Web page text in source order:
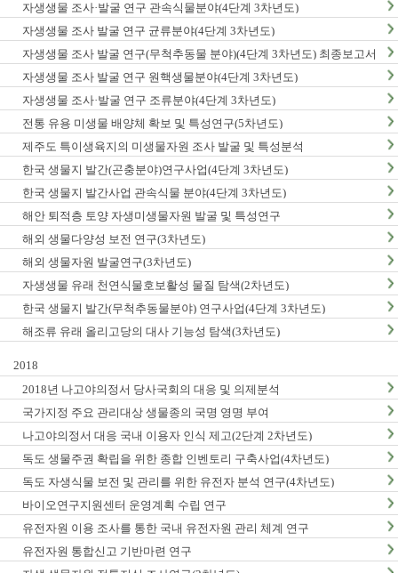
자생생물 조사·발굴 연구 관속식물분야(4단계 3차년도)
자생생물 조사 발굴 연구 균류분야(4단계 3차년도)
자생생물 조사 발굴 연구(무척추동물 분야)(4단계 3차년도) 최종보고서
자생생물 조사 발굴 연구 원핵생물분야(4단계 3차년도)
자생생물 조사·발굴 연구 조류분야(4단계 3차년도)
전통 유용 미생물 배양체 확보 및 특성연구(5차년도)
제주도 특이생육지의 미생물자원 조사 발굴 및 특성분석
한국 생물지 발간(곤충분야)연구사업(4단계 3차년도)
한국 생물지 발간사업 관속식물 분야(4단계 3차년도)
해안 퇴적층 토양 자생미생물자원 발굴 및 특성연구
해외 생물다양성 보전 연구(3차년도)
해외 생물자원 발굴연구(3차년도)
자생생물 유래 천연식물호보활성 물질 탐색(2차년도)
한국 생물지 발간(무척추동물분야) 연구사업(4단계 3차년도)
해조류 유래 올리고당의 대사 기능성 탐색(3차년도)
2018
2018년 나고야의정서 당사국회의 대응 및 의제분석
국가지정 주요 관리대상 생물종의 국명 영명 부여
나고야의정서 대응 국내 이용자 인식 제고(2단계 2차년도)
독도 생물주권 확립을 위한 종합 인벤토리 구축사업(4차년도)
독도 자생식물 보전 및 관리를 위한 유전자 분석 연구(4차년도)
바이오연구지원센터 운영계획 수립 연구
유전자원 이용 조사를 통한 국내 유전자원 관리 체계 연구
유전자원 통합신고 기반마련 연구